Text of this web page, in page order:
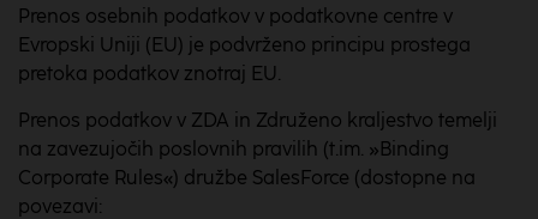
Prenos osebnih podatkov v podatkovne centre v
Evropski Uniji (EU) je podvrženo principu prostega
pretoka podatkov znotraj EU.
Prenos podatkov v ZDA in Združeno kraljestvo temelji
na zavezujočih poslovnih pravilih (t.im. »Binding
Corporate Rules«) družbe SalesForce (dostopne na
povezavi: